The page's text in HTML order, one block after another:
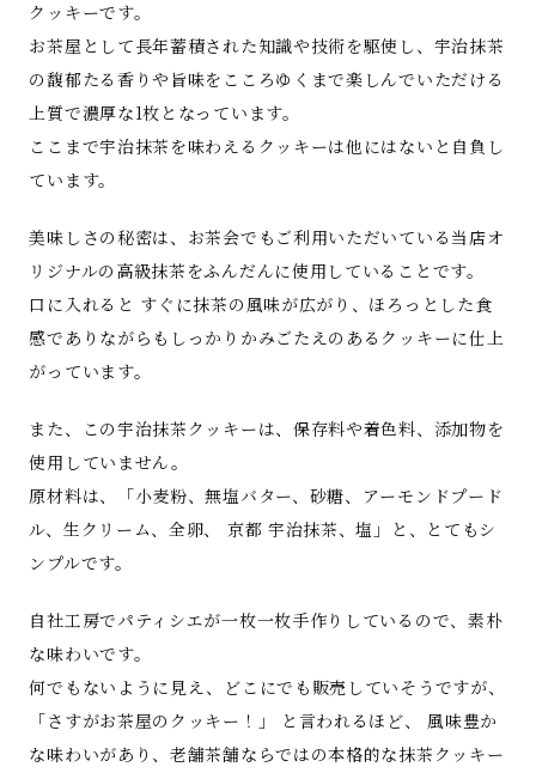
クッキーです。
お茶屋として長年蓄積された知識や技術を駆使し、宇治抹茶
の馥郁たる香りや旨味をこころゆくまで楽しんでいただける
上質で濃厚な1枚となっています。
ここまで宇治抹茶を味わえるクッキーは他にはないと自負し
ています。
美味しさの秘密は、お茶会でもご利用いただいている当店オ
リジナルの高級抹茶をふんだんに使用していることです。
口に入れると すぐに抹茶の風味が広がり、ほろっとした食
感でありながらもしっかりかみごたえのあるクッキーに仕上
がっています。
また、この宇治抹茶クッキーは、保存料や着色料、添加物を
使用していません。
原材料は、「小麦粉、無塩バター、砂糖、アーモンドプード
ル、生クリーム、全卵、 京都 宇治抹茶、塩」と、とてもシ
ンプルです。
自社工房でパティシエが一枚一枚手作りしているので、素朴
な味わいです。
何でもないように見え、どこにでも販売していそうですが、
「さすがお茶屋のクッキー！」 と言われるほど、 風味豊か
な味わいがあり、老舗茶舗ならではの本格的な抹茶クッキー